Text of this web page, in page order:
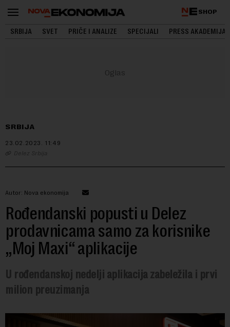
SHOP
SRBIJA SVET PRIČE I ANALIZE SPECIJALI PRESS AKADEMIJA
SRBIJA
23.02.2023. 11:49
Delez Srbija
Autor: Nova ekonomija
Rođendanski popusti u Delez
prodavnicama samo za korisnike
„Moj Maxi“ aplikacije
U rođendanskoj nedelji aplikacija zabeležila i prvi
milion preuzimanja